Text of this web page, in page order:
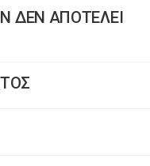
ΔΕΝ ΑΠΟΤΕΛΕΙ